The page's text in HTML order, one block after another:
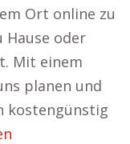
Ort online zu
Hause oder
Mit einem
planen und
kostengünstig